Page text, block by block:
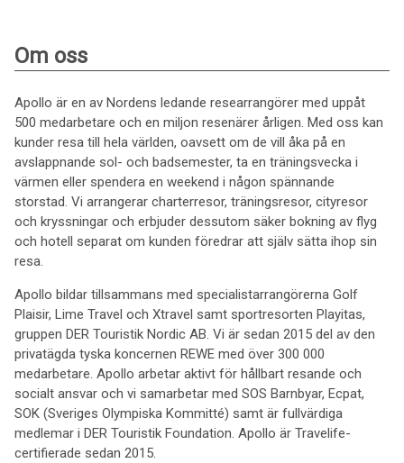
Om oss
Apollo är en av Nordens ledande researrangörer med uppåt
500 medarbetare och en miljon resenärer årligen. Med oss kan
kunder resa till hela världen, oavsett om de vill åka på en
avslappnande sol- och badsemester, ta en träningsvecka i
värmen eller spendera en weekend i någon spännande
storstad. Vi arrangerar charterresor, träningsresor, cityresor
och kryssningar och erbjuder dessutom säker bokning av flyg
och hotell separat om kunden föredrar att själv sätta ihop sin
resa.
Apollo bildar tillsammans med specialistarrangörerna Golf
Plaisir, Lime Travel och Xtravel samt sportresorten Playitas,
gruppen DER Touristik Nordic AB. Vi är sedan 2015 del av den
privatägda tyska koncernen REWE med över 300 000
medarbetare. Apollo arbetar aktivt för hållbart resande och
socialt ansvar och vi samarbetar med SOS Barnbyar, Ecpat,
SOK (Sveriges Olympiska Kommitté) samt är fullvärdiga
medlemar i DER Touristik Foundation. Apollo är Travelife-
certifierade sedan 2015.